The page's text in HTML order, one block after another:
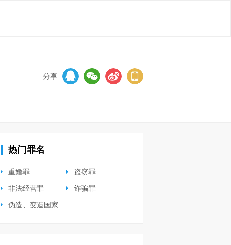
分享
热门罪名
重婚罪
盗窃罪
非法经营罪
诈骗罪
伪造、变造国家有价证券罪